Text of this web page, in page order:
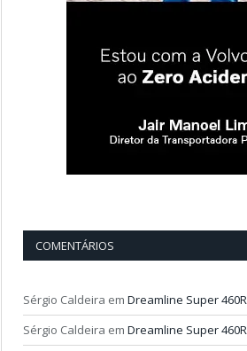
COMENTÁRIOS
Sérgio Caldeira em Dreamline Super
Sérgio Caldeira em Dreamline Super